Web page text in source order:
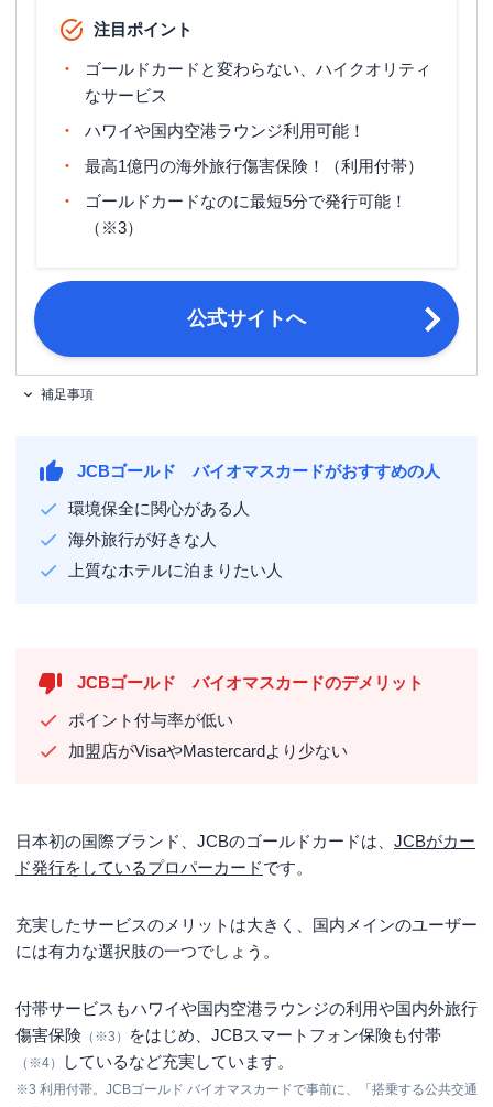
旅行傷害保険
ポイント名 J-POINT
締め日・支払日 公式サイト参照
申し込み条件
注目ポイント
ゴールドカードと変わらない、ハイクオリティ
なサービス
ハワイや国内空港ラウンジ利用可能！
最高1億円の海外旅行傷害保険！（利用付帯）
ゴールドカードなのに最短5分で発行可能！
（※3）
公式サイトへ
補足事項
JCBゴールド バイオマスカードがおすすめの人
環境保全に関心がある人
海外旅行が好きな人
上質なホテルに泊まりたい人
JCBゴールド バイオマスカードのデメリット
ポイント付与率が低い
加盟店がVisaやMastercardより少ない
日本初の国際ブランド、JCBのゴールドカードは、 JCBがカー
ド発行をしているプロパーカードです。
充実したサービスのメリットは大きく、国内メインのユーザー
には有力な選択肢の一つでしょう。
付帯サービスもハワイや国内空港ラウンジの利用や国内外旅行
傷害保険 （※3） をはじめ、JCBスマートフォン保険も付帯
（※4） しているなど充実しています。
※3 利用付帯。JCBゴールド バイオマスカードで事前に、「搭乗する公共交通